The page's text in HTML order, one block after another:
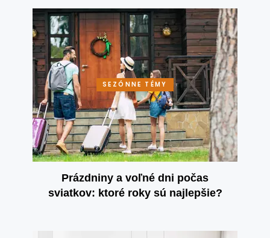
SEZÓNNE TÉMY
Prázdniny a voľné dni počas
sviatkov: ktoré roky sú najlepšie?